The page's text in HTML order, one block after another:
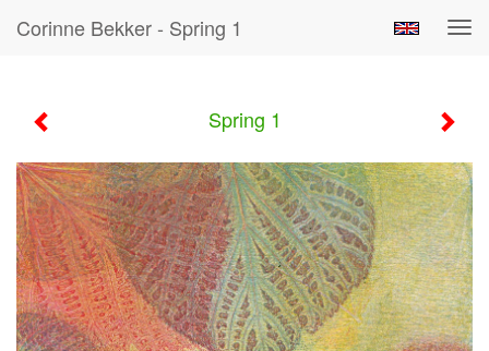
Corinne Bekker - Spring 1
Spring 1